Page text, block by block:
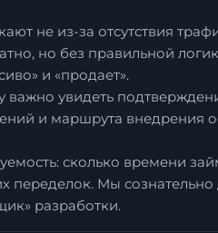
не из-за отсутствия
но без правильной
и «продает».
увидеть
и маршрута внедрения
сколько времени
переделок. Мы
разработки.